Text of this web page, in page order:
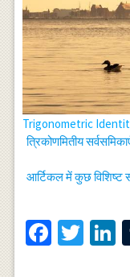
Trigonometric
त्रिकोणमितीय
आर्टिकल में कुछ विशिष्ट